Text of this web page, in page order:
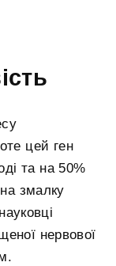
цей ген
та на 50%
змалку
нервової